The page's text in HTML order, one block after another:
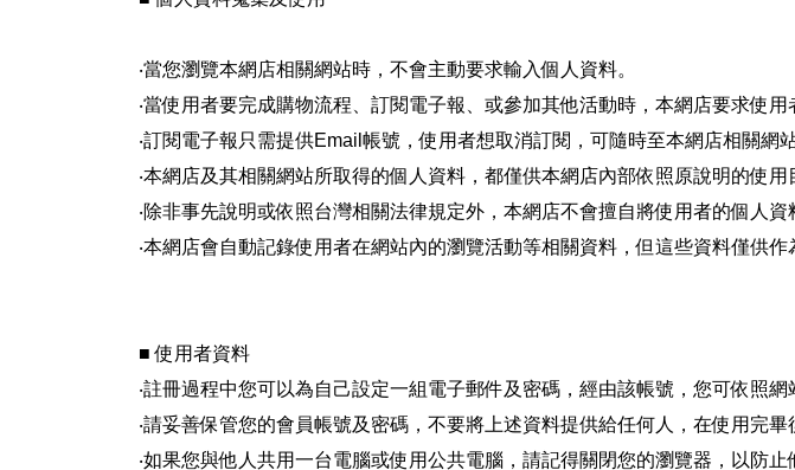
‧當您瀏覽本網店相關網站時，不會主動要求輸入個人資料。
‧當使用者要完成購物流程、訂閱電子報、或參加其他活動時，本網店要求使
‧訂閱電子報只需提供Email帳號，使用者想取消訂閱，可隨時至本網店相關網
‧本網店及其相關網站所取得的個人資料，都僅供本網店內部依照原說明的使用
‧除非事先說明或依照台灣相關法律規定外，本網店不會擅自將使用者的個人資
‧本網店會自動記錄使用者在網站內的瀏覽活動等相關資料，但這些資料僅供
■ 使用者資料
‧註冊過程中您可以為自己設定一組電子郵件及密碼，經由該帳號，您可依照網
‧請妥善保管您的會員帳號及密碼，不要將上述資料提供給任何人，在使用完畢
‧如果您與他人共用一台電腦或使用公共電腦，請記得關閉您的瀏覽器，以防